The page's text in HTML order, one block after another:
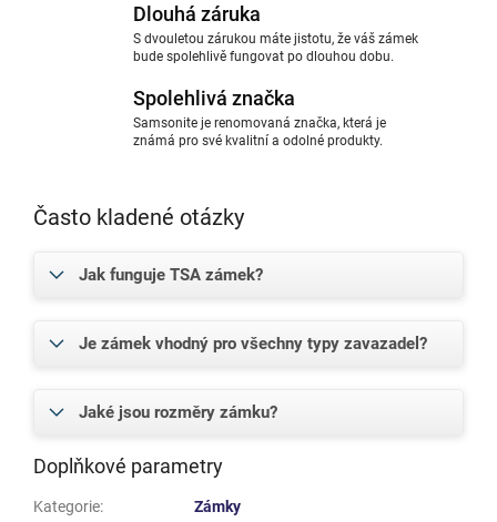
Dlouhá záruka
S dvouletou zárukou máte jistotu, že váš zámek
bude spolehlivě fungovat po dlouhou dobu.
Spolehlivá značka
Samsonite je renomovaná značka, která je
známá pro své kvalitní a odolné produkty.
Často kladené otázky
Jak funguje TSA zámek?
Je zámek vhodný pro všechny typy zavazadel?
Jaké jsou rozměry zámku?
Doplňkové parametry
Kategorie:
Zámky